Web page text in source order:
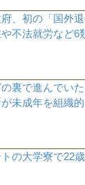
府、初の「国外
不法就労など6
の裏で進んでい
未成年を組織
トの大学寮で22